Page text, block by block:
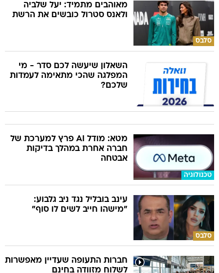
סלבס
מאוהבים מתמיד: יעל שלביה
ולאנס סטרול כובשים את הרשת
השאלון שיעשה לכם סדר - מי
המפלגה שהכי מתאימה לעמדות
שלכם?
טכנולוגיה
מטא: מודל AI פרץ למערכת של
חברה אחרת במהלך בדיקות
אבטחה
סלבס
עינב בובליל נגד ניב גלבוע:
"מישהו חייב לשים לו סוף"
חברות התעופה שעדיין מאפשרות
לשלוח מזוודה בחינם